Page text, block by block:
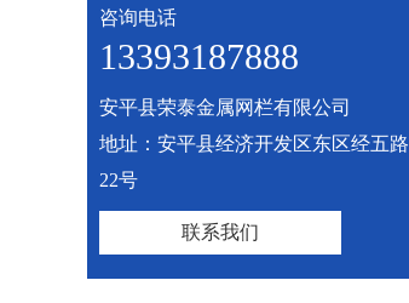
咨询电话
13393187888
安平县荣泰金属网栏有限公司
地址：安平县经济开发区东区经五路
22号
联系我们